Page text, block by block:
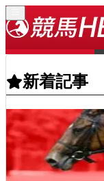
新着記事